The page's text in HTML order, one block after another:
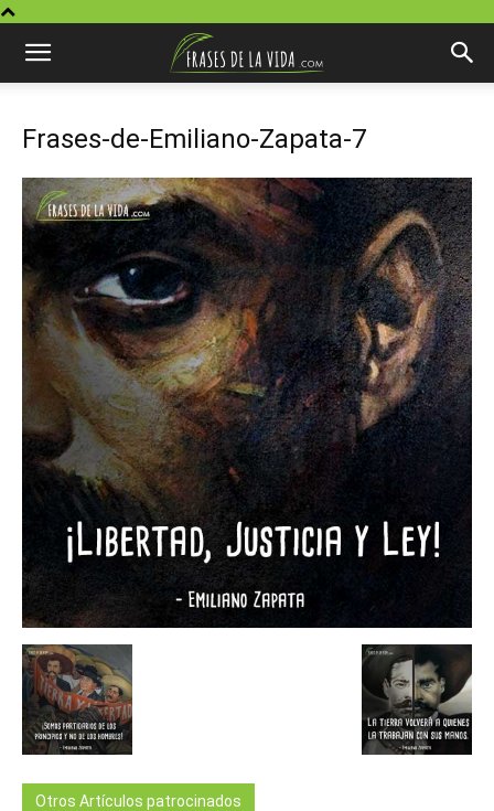
Frases-de-Emiliano-Zapata-7
Otros Artículos patrocinados